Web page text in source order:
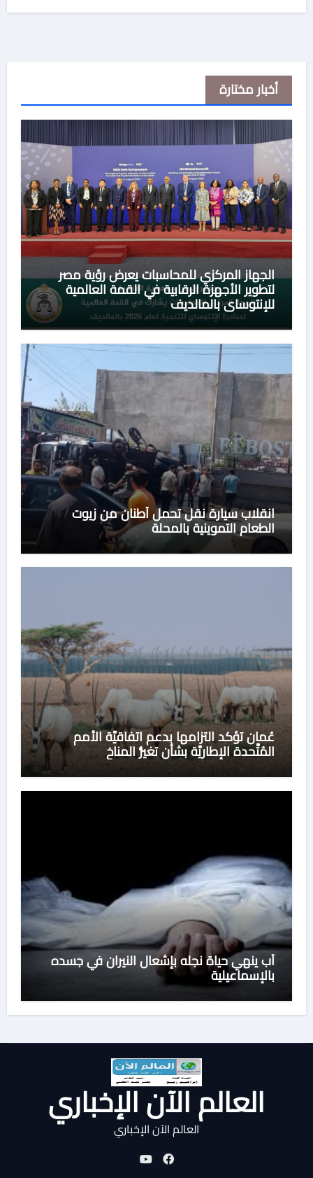
أخبار مختارة
الجهاز المركزي للمحاسبات يعرض رؤية مصر
لتطوير الأجهزة الرقابية في القمة العالمية
للإنتوساي بالمالديف
انقلاب سيارة نقل تحمل أطنان من زيوت
الطعام التموينية بالمحلة
عُمان تؤكد التزامها بدعم اتفاقيَّة الأُمم
المُتَّحدة الإطاريَّة بشأن تغيُّر المناخ
أب ينهي حياة نجله بإشعال النيران في جسده
بالإسماعيلية
العالم الآن الإخباري
العالم الآن الإخباري